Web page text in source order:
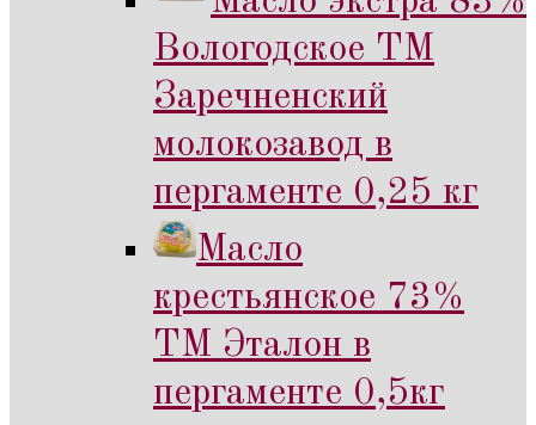
Вологодское ТМ
Заречненский
молокозавод в
пергаменте 0,25 кг
Масло
крестьянское 73%
ТМ Эталон в
пергаменте 0,5кг